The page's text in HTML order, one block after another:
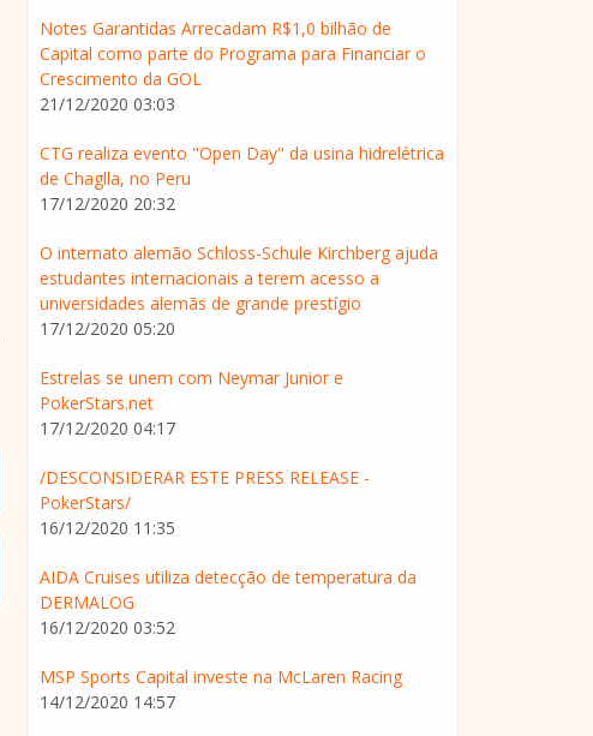
Notes Garantidas Arrecadam R$1,0 bilhão de
Capital como parte do Programa para Financiar o
Crescimento da GOL
21/12/2020 03:03
CTG realiza evento "Open Day" da usina hidrelétrica
de Chaglla, no Peru
17/12/2020 20:32
O internato alemão Schloss-Schule Kirchberg ajuda
estudantes internacionais a terem acesso a
universidades alemãs de grande prestígio
17/12/2020 05:20
Estrelas se unem com Neymar Junior e
PokerStars.net
17/12/2020 04:17
/DESCONSIDERAR ESTE PRESS RELEASE -
PokerStars/
16/12/2020 11:35
AIDA Cruises utiliza detecção de temperatura da
DERMALOG
16/12/2020 03:52
MSP Sports Capital investe na McLaren Racing
14/12/2020 14:57